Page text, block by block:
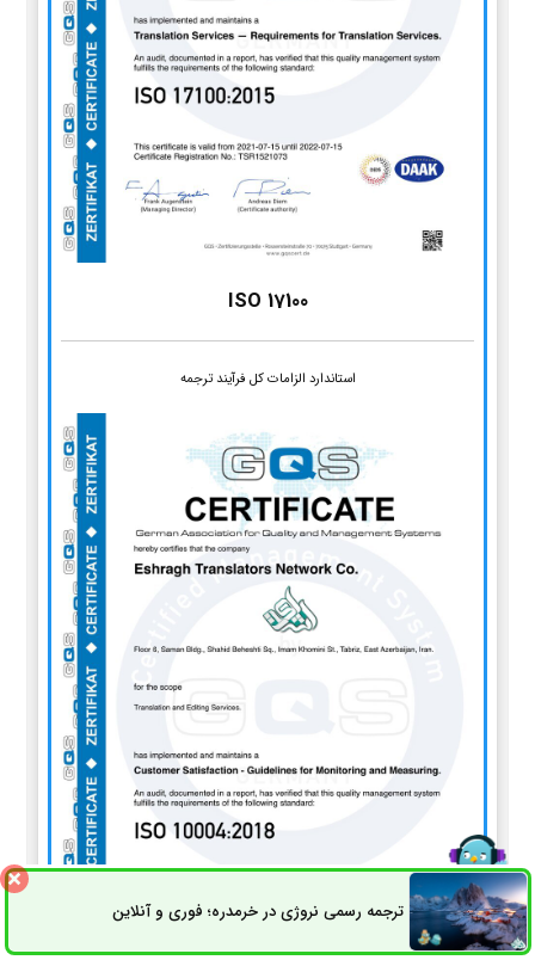
ISO 17100
استاندارد الزامات کل فرآیند ترجمه
ترجمه رسمی نروژی در خرمدره؛ فوری و آنلاینثبت سفارش راه های ارتباطی